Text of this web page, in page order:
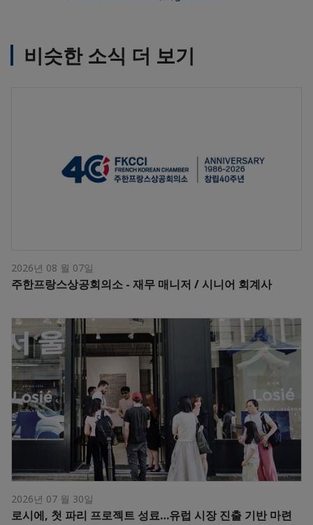
비슷한 소식 더 보기
2026년 08 월 07일
주한프랑스상공회의소 - 재무 매니저 / 시니어 회계사
2026년 07 월 30일
로시에, 첫 파리 프로젝트 성료…유럽 시장 진출 기반 마련